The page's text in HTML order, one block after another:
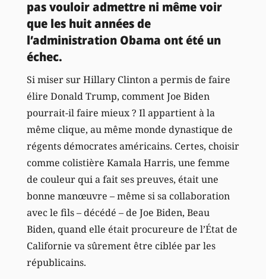
pas vouloir admettre ni même voir
que les huit années de
l’administration Obama ont été un
échec.
Si miser sur Hillary Clinton a permis de faire
élire Donald Trump, comment Joe Biden
pourrait-il faire mieux ? Il appartient à la
même clique, au même monde dynastique de
régents démocrates américains. Certes, choisir
comme colistière Kamala Harris, une femme
de couleur qui a fait ses preuves, était une
bonne manœuvre – même si sa collaboration
avec le fils – décédé – de Joe Biden, Beau
Biden, quand elle était procureure de l’État de
Californie va sûrement être ciblée par les
républicains.